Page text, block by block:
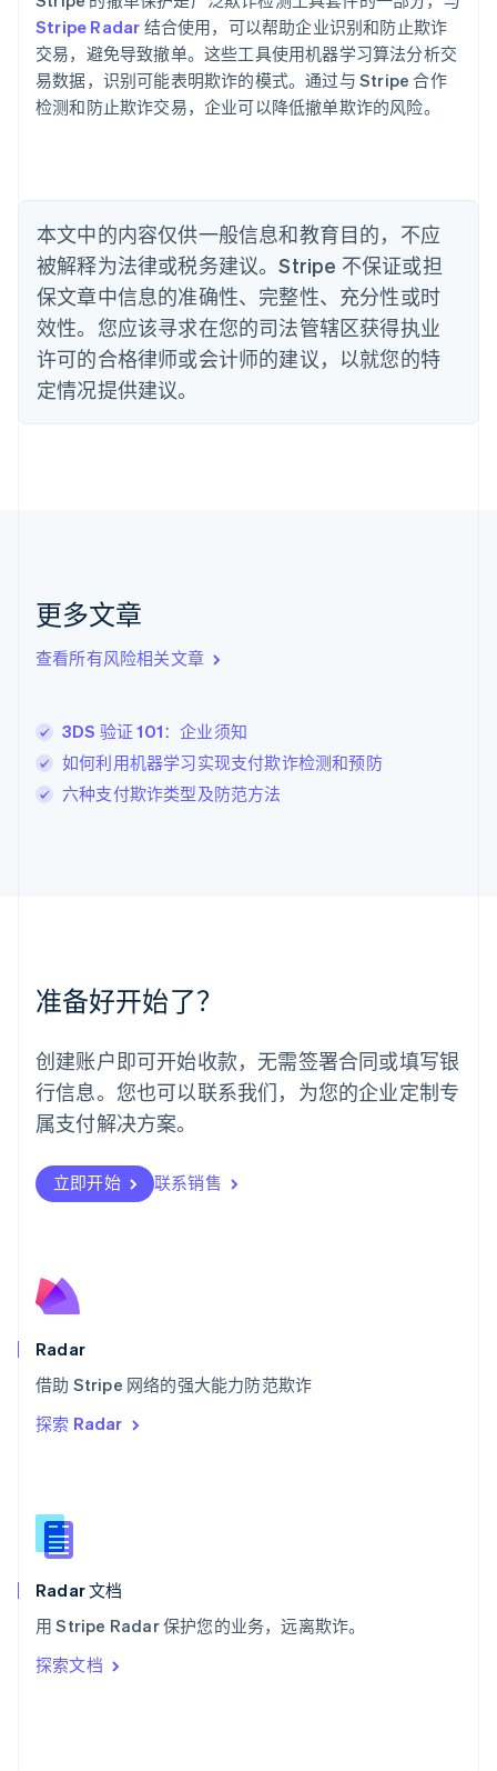
Stripe Radar 结合使用，可以帮助企业识别和防止欺诈
交易，避免导致撤单。这些工具使用机器学习算法分析交
易数据，识别可能表明欺诈的模式。通过与 Stripe 合作
检测和防止欺诈交易，企业可以降低撤单欺诈的风险。
本文中的内容仅供一般信息和教育目的，不应
被解释为法律或税务建议。Stripe 不保证或担
保文章中信息的准确性、完整性、充分性或时
效性。您应该寻求在您的司法管辖区获得执业
许可的合格律师或会计师的建议，以就您的特
定情况提供建议。
更多文章
查看所有风险相关文章
3DS 验证 101：企业须知
如何利用机器学习实现支付欺诈检测和预防
六种支付欺诈类型及防范方法
准备好开始了？
创建账户即可开始收款，无需签署合同或填写银
行信息。您也可以联系我们，为您的企业定制专
属支付解决方案。
立即开始 联系销售
Radar
借助 Stripe 网络的强大能力防范欺诈
探索 Radar
Radar 文档
用 Stripe Radar 保护您的业务，远离欺诈。
探索文档
巴西
PortuguêsEnglish
保加利亚
English
比利时
丹麦
English
德国
DeutschEnglish
法国
Français English
芬兰
English Svenska
荷兰
立陶宛
列支敦士登
FrançaisDeutsch English
罗马尼亚
English
马尔他
English
葡萄牙
日本
日本語 English
瑞典
SvenskaEnglish
Deutsch FrançaisItaliano English
塞浦路斯
斯洛文尼亚
English
ไทย
希腊
English
西班牙
新西兰
English
匈牙利
English
ItalianoEnglish
印度
English